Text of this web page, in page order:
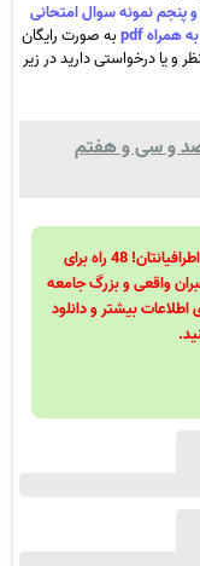
نمونه سوال امتحانی
به صورت رایگان
و یا درخواستی دارید در زیر
و سی و هفتم
48 قانون قدرت! 48 فرمول برای تسلط کامل بر اطرافیانتان! 48 راه برای
48 قانون که رهبران واقعی و بزرگ جامعه
بیشتر و دانلود